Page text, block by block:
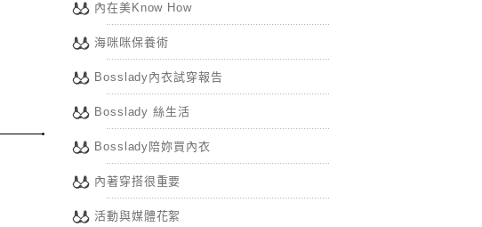
內在美Know How
海咪咪保養術
Bosslady內衣試穿報告
Bosslady 絲生活
Bosslady陪妳買內衣
內著穿搭很重要
活動與媒體花絮